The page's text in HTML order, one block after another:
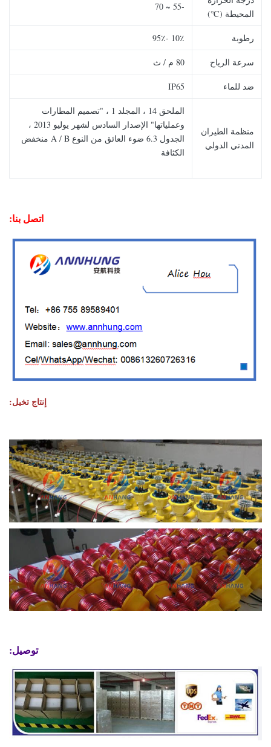
المحيطة (℃)
-55 ~ 70
رطوبة 10٪ -95٪
سرعة الرياح 80 م / ث
ضد للماء IP65
منظمة الطيران
المدني الدولي
الملحق 14 ، المجلد 1 ، "تصميم المطارات
وعملياتها" الإصدار السادس لشهر يوليو 2013 ،
الجدول 6.3 ضوء العائق من النوع A / B منخفض
الكثافة
اتصل بنا:
إنتاج تخيل:
توصيل: